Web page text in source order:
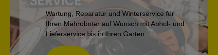
Wartung, Reparatur und Winterservice für
Ihren Mähroboter auf Wunsch mit Abhol- und
Lieferservice bis in Ihren Garten.